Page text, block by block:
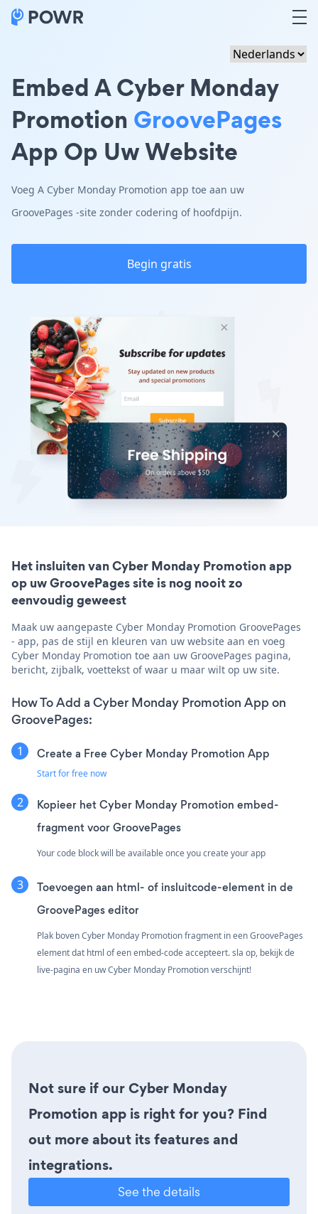
Embed A Cyber Monday
Promotion GroovePages
App Op Uw Website
Voeg A Cyber Monday Promotion app toe aan uw
GroovePages -site zonder codering of hoofdpijn.
Begin gratis
Het insluiten van Cyber Monday Promotion app
op uw GroovePages site is nog nooit zo
eenvoudig geweest
Maak uw aangepaste Cyber Monday Promotion GroovePages
- app, pas de stijl en kleuren van uw website aan en voeg
Cyber Monday Promotion toe aan uw GroovePages pagina,
bericht, zijbalk, voettekst of waar u maar wilt op uw site.
How To Add a Cyber Monday Promotion App on
GroovePages:
Create a Free Cyber Monday Promotion App
Start for free now
Kopieer het Cyber Monday Promotion embed-
fragment voor GroovePages
Your code block will be available once you create your app
Toevoegen aan html- of insluitcode-element in de
GroovePages editor
Plak boven Cyber Monday Promotion fragment in een GroovePages
element dat html of een embed-code accepteert. sla op, bekijk de
live-pagina en uw Cyber Monday Promotion verschijnt!
Not sure if our Cyber Monday
Promotion app is right for you? Find
out more about its features and
integrations.
See the details